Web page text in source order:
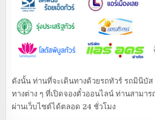
ดังนั้น ท่านที่จะเดินทางด้วยรถทัวร์ รถมินิบัส
ทางต่าง ๆ ที่เปิดจองตั๋วออนไลน์ ท่านสามาร
ผ่านเว็บไซต์ได้ตลอด 24 ชั่วโมง